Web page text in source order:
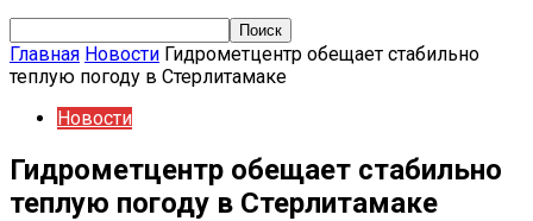
Главная Новости Гидрометцентр обещает стабильно
теплую погоду в Стерлитамаке
Новости
Гидрометцентр обещает стабильно
теплую погоду в Стерлитамаке